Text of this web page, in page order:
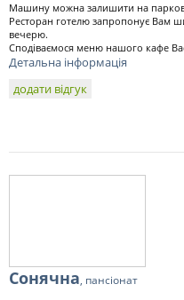
Машину можна залишити на
Ресторан готелю запропонує Вам
вечерю.
Сподіваємося меню нашого кафе
Детальна інформація
додати відгук
Сонячна, пансіонат